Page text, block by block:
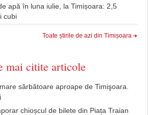
apă în luna iulie, la Timișoara: 2,5
cubi
Toate știrile de azi din Timișoara
mai citite articole
sărbătoare aproape de Timişoara.
chioșcul de bilete din Piața Traian